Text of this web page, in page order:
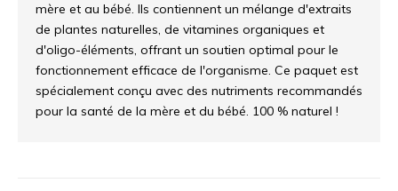
mère et au bébé. Ils contiennent un mélange d'extraits
de plantes naturelles, de vitamines organiques et
d'oligo-éléments, offrant un soutien optimal pour le
fonctionnement efficace de l'organisme. Ce paquet est
spécialement conçu avec des nutriments recommandés
pour la santé de la mère et du bébé. 100 % naturel !